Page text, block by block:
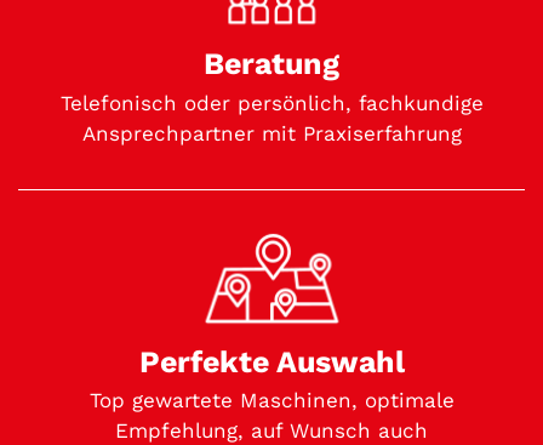
Beratung
Telefonisch oder persönlich, fachkundige
Ansprechpartner mit Praxiserfahrung
Perfekte Auswahl
Top gewartete Maschinen, optimale
Empfehlung, auf Wunsch auch